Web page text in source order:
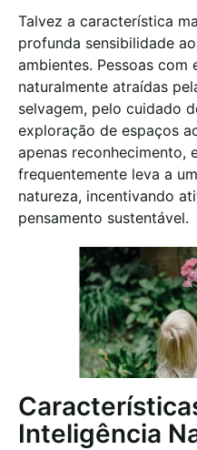
Talvez a característica
profunda sensibilidade
ambientes. Pessoas com
naturalmente atraídas
selvagem, pelo cuidado
exploração de espaços
apenas reconhecimento,
frequentemente leva a
natureza, incentivando
pensamento sustentável.
Inteligência